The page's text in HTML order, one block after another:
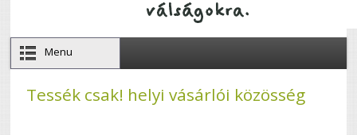
Menu
Tessék csak! helyi vásárlói közösség